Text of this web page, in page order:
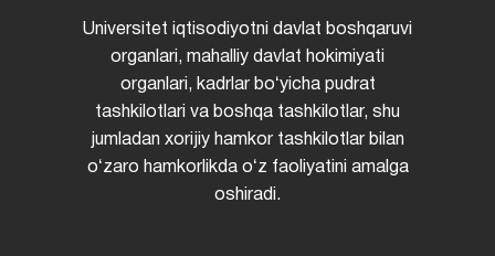
Universitet iqtisodiyotni davlat boshqaruvi
organlari, mahalliy davlat hokimiyati
organlari, kadrlar boʻyicha pudrat
tashkilotlari va boshqa tashkilotlar, shu
jumladan xorijiy hamkor tashkilotlar bilan
oʻzaro hamkorlikda oʻz faoliyatini amalga
oshiradi.